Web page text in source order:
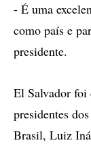
- É uma
como país e
presidente.
El Salvador foi
presidentes
Brasil, Luiz